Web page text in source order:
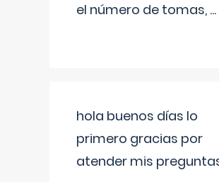
el número de tomas, ...
hola buenos días lo
primero gracias por
atender mis